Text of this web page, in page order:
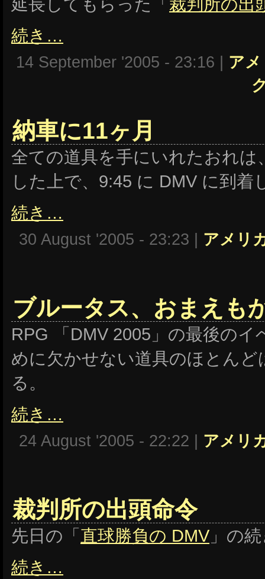
続き…
14 September '2005 - 23:16 | ア
納車に11ヶ月
全ての道具を手にいれたおれは
した上で、9:45 に DMV に到着
続き…
30 August '2005 - 23:23 | アメリ
ブルータス、おまえも
RPG 「DMV 2005」の最後の
めに欠かせない道具のほとん
る。
続き…
24 August '2005 - 22:22 | アメリ
裁判所の出頭命令
先日の「直球勝負の DMV 」の
続き…